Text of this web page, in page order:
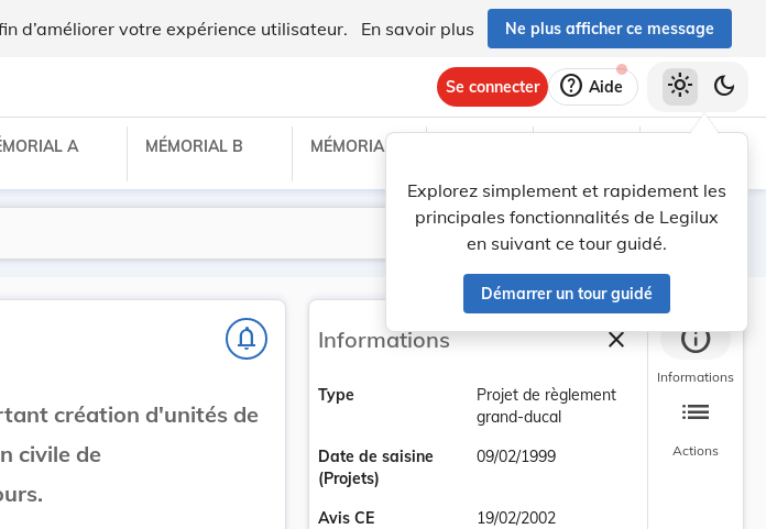
d’améliorer votre expérience utilisateur. En savoir plus Ne plus afficher ce message
Se connecter help Aide
Explorez simplement et rapidement les
principales fonctionnalités de Legilux
en suivant ce tour guidé.
Démarrer un tour guidé
light_mode dark_mode
A MÉMORIAL B MÉMORIAL C
Lancer la recherche
Filtres
notifications_none
création d'unités de
civile de
Informations closeFermer la barre
Type
Projet de règlement
grand-ducal
Date de saisine
(Projets)
09/02/1999
Avis CE
19/02/2002
info
Informations
list
Actions